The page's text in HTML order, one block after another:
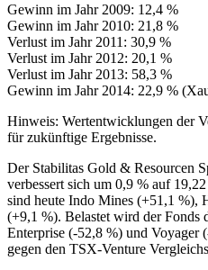
Gewinn im Jahr 2009: 12,4 %
Gewinn im Jahr 2010: 21,8 %
Verlust im Jahr 2011: 30,9 %
Verlust im Jahr 2012: 20,1 %
Verlust im Jahr 2013: 58,3 %
Gewinn im Jahr 2014: 22,9 %
Hinweis: Wertentwicklungen der
für zukünftige Ergebnisse.
Der Stabilitas Gold & Resourcen
verbessert sich um 0,9 % auf
sind heute Indo Mines (+51,1 %),
(+9,1 %). Belastet wird der Fonds
Enterprise (-52,8 %) und Voyager
gegen den TSX-Venture